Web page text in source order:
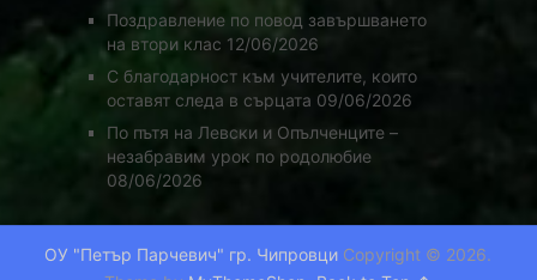
Поздравление по повод завършването
на втори клас 12/06/2026
С благодарност към учителите, които
оставят следа в сърцата 09/06/2026
По пътя на Левски и Опълченците –
незабравим урок по родолюбие
08/06/2026
ОУ "Петър Парчевич" гр. Чипровци Copyright © 2026.